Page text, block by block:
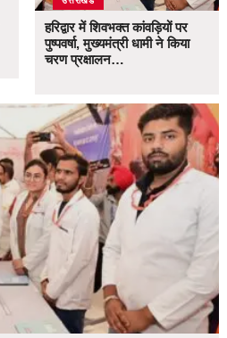
हरिद्वार में शिवभक्त कांवड़ियों पर
पुष्पवर्षा, मुख्यमंत्री धामी ने किया
चरण प्रक्षालन…